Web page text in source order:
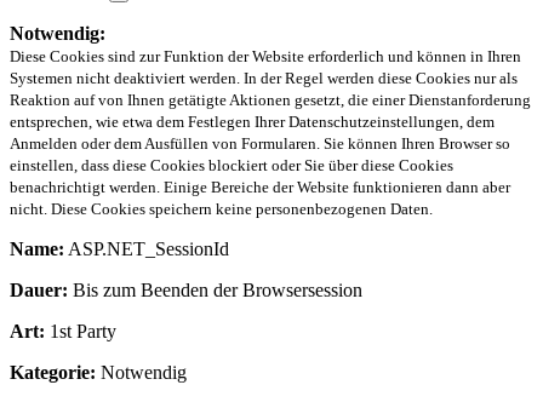
Notwendig:
Diese Cookies sind zur Funktion der Website erforderlich und können in Ihren
Systemen nicht deaktiviert werden. In der Regel werden diese Cookies nur als
Reaktion auf von Ihnen getätigte Aktionen gesetzt, die einer Dienstanforderung
entsprechen, wie etwa dem Festlegen Ihrer Datenschutzeinstellungen, dem
Anmelden oder dem Ausfüllen von Formularen. Sie können Ihren Browser so
einstellen, dass diese Cookies blockiert oder Sie über diese Cookies
benachrichtigt werden. Einige Bereiche der Website funktionieren dann aber
nicht. Diese Cookies speichern keine personenbezogenen Daten.
Name: ASP.NET_SessionId
Dauer: Bis zum Beenden der Browsersession
Art: 1st Party
Kategorie: Notwendig